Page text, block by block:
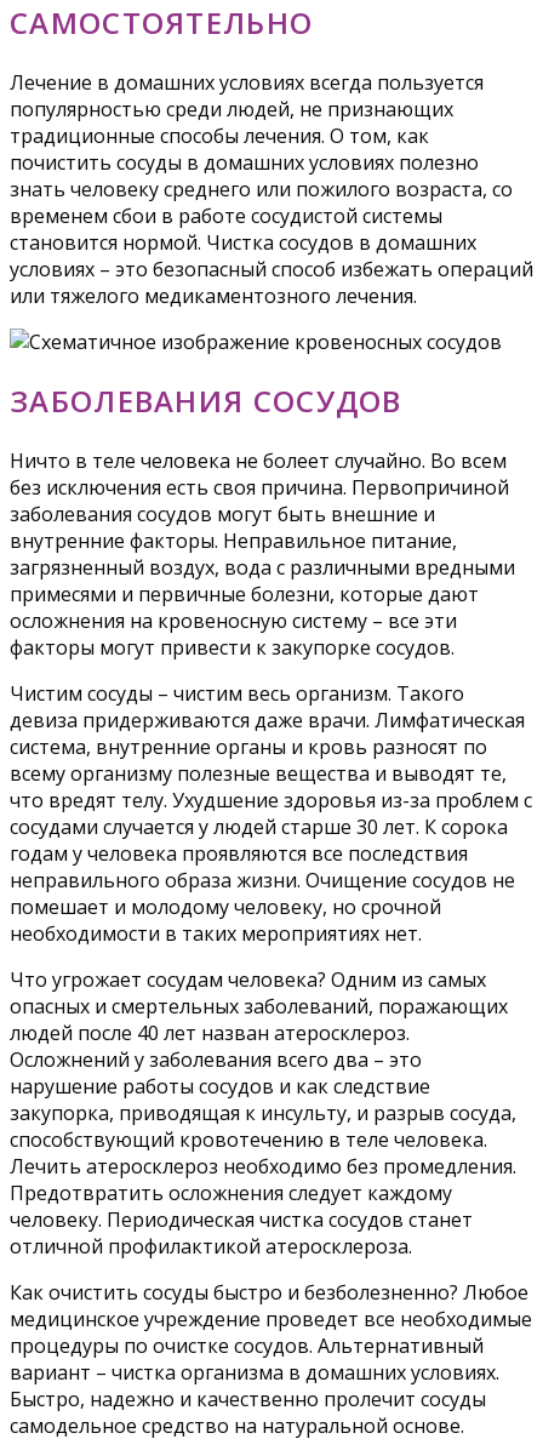
САМОСТОЯТЕЛЬНО
Лечение в домашних условиях всегда пользуется
популярностью среди людей, не признающих
традиционные способы лечения. О том, как
почистить сосуды в домашних условиях полезно
знать человеку среднего или пожилого возраста, со
временем сбои в работе сосудистой системы
становится нормой. Чистка сосудов в домашних
условиях – это безопасный способ избежать операций
или тяжелого медикаментозного лечения.
ЗАБОЛЕВАНИЯ СОСУДОВ
Ничто в теле человека не болеет случайно. Во всем
без исключения есть своя причина. Первопричиной
заболевания сосудов могут быть внешние и
внутренние факторы. Неправильное питание,
загрязненный воздух, вода с различными вредными
примесями и первичные болезни, которые дают
осложнения на кровеносную систему – все эти
факторы могут привести к закупорке сосудов.
Чистим сосуды – чистим весь организм. Такого
девиза придерживаются даже врачи. Лимфатическая
система, внутренние органы и кровь разносят по
всему организму полезные вещества и выводят те,
что вредят телу. Ухудшение здоровья из-за проблем с
сосудами случается у людей старше 30 лет. К сорока
годам у человека проявляются все последствия
неправильного образа жизни. Очищение сосудов не
помешает и молодому человеку, но срочной
необходимости в таких мероприятиях нет.
Что угрожает сосудам человека? Одним из самых
опасных и смертельных заболеваний, поражающих
людей после 40 лет назван атеросклероз.
Осложнений у заболевания всего два – это
нарушение работы сосудов и как следствие
закупорка, приводящая к инсульту, и разрыв сосуда,
способствующий кровотечению в теле человека.
Лечить атеросклероз необходимо без промедления.
Предотвратить осложнения следует каждому
человеку. Периодическая чистка сосудов станет
отличной профилактикой атеросклероза.
Как очистить сосуды быстро и безболезненно? Любое
медицинское учреждение проведет все необходимые
процедуры по очистке сосудов. Альтернативный
вариант – чистка организма в домашних условиях.
Быстро, надежно и качественно пролечит сосуды
самодельное средство на натуральной основе.